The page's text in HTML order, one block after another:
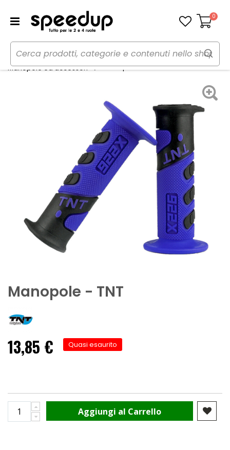
Carrello
0
Home Moto
Estetica e protezioni moto
Manopole ed accessori
Manopole - TNT
Manopole - TNT
13,85 € Quasi esaurito
Aggiungi al Carrello